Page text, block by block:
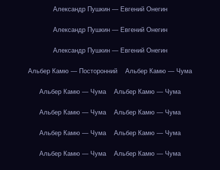
Александр Пушкин — Евгений Онегин
Александр Пушкин — Евгений Онегин
Александр Пушкин — Евгений Онегин
Альбер Камю — Посторонний Альбер Камю — Чума
Альбер Камю — Чума Альбер Камю — Чума
Альбер Камю — Чума Альбер Камю — Чума
Альбер Камю — Чума Альбер Камю — Чума
Альбер Камю — Чума Альбер Камю — Чума